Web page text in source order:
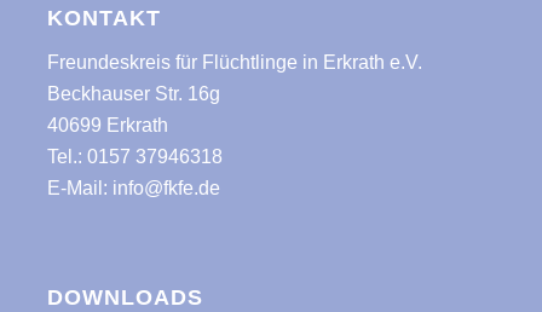
KONTAKT
Freundeskreis für Flüchtlinge in Erkrath e.V.
Beckhauser Str. 16g
40699 Erkrath
Tel.: 0157 37946318
E-Mail: info@fkfe.de
DOWNLOADS